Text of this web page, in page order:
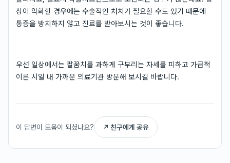
상이 악화할 경우에는 수술적인 처치가 필요할 수도 있기 때문에
통증을 방치하지 않고 진료를 받아보시는 것이 좋습니다.
우선 일상에서는 팔꿈치를 과하게 구부리는 자세를 피하고 가급적
이른 시일 내 가까운 의료기관 방문해 보시길 바랍니다.
이 답변이 도움이 되셨나요? ↗ 친구에게 공유